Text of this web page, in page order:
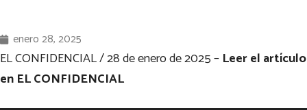
enero 28, 2025
EL CONFIDENCIAL / 28 de enero de 2025 – Leer el artículo
en EL CONFIDENCIAL